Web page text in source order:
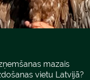
mazais
vietu Latvijā?